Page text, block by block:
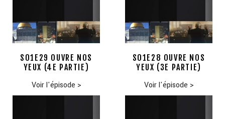
S01E29 OUVRE NOS
YEUX (4E PARTIE)
Voir l'épisode >
S01E28 OUVRE NOS
YEUX (3E PARTIE)
Voir l'épisode >